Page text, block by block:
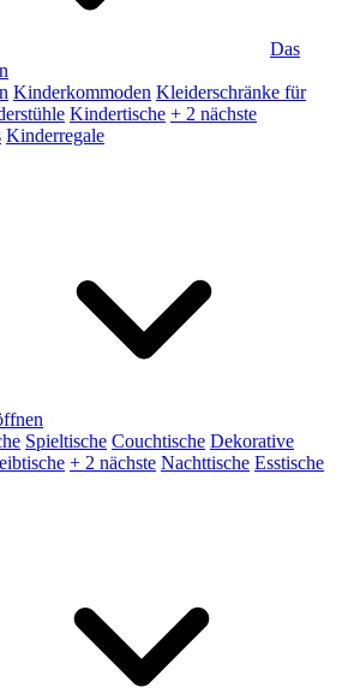
Das
Kinderkommoden Kleiderschränke für
Kindertische + 2 nächste
Kinderregale
Spieltische Couchtische Dekorative
+ 2 nächste Nachttische Esstische